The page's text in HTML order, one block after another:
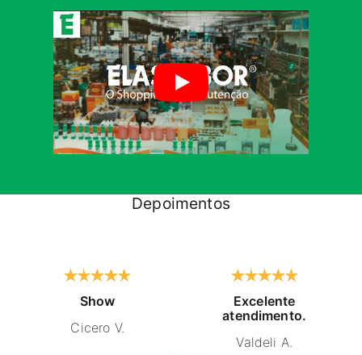
Depoimentos
Show
Cicero V.
Excelente
atendimento.
Valdeli A.